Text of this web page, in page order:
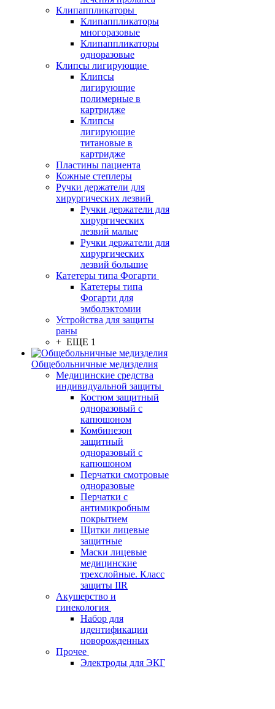
Клипаппликаторы
Клипаппликаторы
многоразовые
Клипаппликаторы
одноразовые
Клипсы лигирующие
Клипсы
лигирующие
полимерные в
картридже
Клипсы
лигирующие
титановые в
картридже
Пластины пациента
Кожные степлеры
Ручки держатели для
хирургических лезвий
Ручки держатели для
хирургических
лезвий малые
Ручки держатели для
хирургических
лезвий большие
Катетеры типа Фогарти
Катетеры типа
Фогарти для
эмболэктомии
Устройства для защиты
раны
+ ЕЩЕ 1
Общебольничные медизделия
Медицинские средства
индивидуальной защиты
Костюм защитный
одноразовый с
капюшоном
Комбинезон
защитный
одноразовый с
капюшоном
Перчатки смотровые
одноразовые
Перчатки с
антимикробным
покрытием
Щитки лицевые
защитные
Маски лицевые
медицинские
трехслойные. Класс
защиты IIR
Акушерство и
гинекология
Набор для
идентификации
новорожденных
Прочее
Электроды для ЭКГ